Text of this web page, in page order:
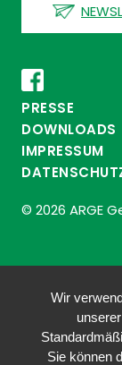
PRESSE
DOWNLOADS
IMPRESSUM
© 2026 ARGE
Wir
Sie können